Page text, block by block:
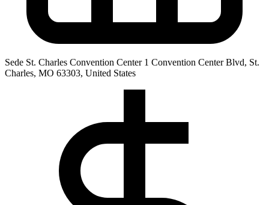
Sede St. Charles Convention Center 1 Convention Center Blvd, St.
Charles, MO 63303, United States